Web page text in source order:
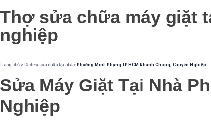
Thợ sửa chữa máy giặt
nghiệp
Trang chủ > Dịch vụ sửa chữa tại nhà > Phường Minh Phụng TP.HCM Nhanh Chóng, Chuyên Nghiệp
Sửa Máy Giặt Tại Nhà
Nghiệp